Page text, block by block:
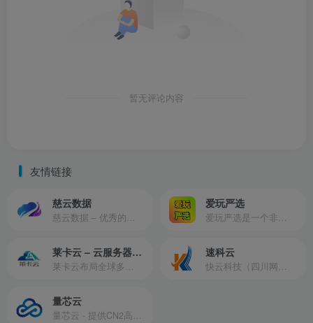
暂无评论内容
友情链接
慈云数据
慈云数据 – 优秀的云服务器服务商，提供最具有性价比的产品。慈云数据是开发者必不可少的良心云
爱玩严选
爱玩严选是一个非常有保障且性价比极高的虚拟商城，包括但不限于苹果证书、技术指导、会员充值等多种虚拟服务！
莱卡云 – 云服务器提供商
莱卡云布局全球多个地理区域。提供服务有：境外云服务器、国内云服务器、独立服务器、服务器托管、CDN、SSL证书、游戏服务器等业务。
速科云
快云科技（四川网联快云科技有限公司）成立于2021年，主营互联网业务平台服务提供商。公司专注为用户提供低价高性能云计算产品，致力于云计算应用的易用性开发，并引导云计算在国内普及
量芯云
量芯云 - 提供CN2高速香港美国云服务器&专业高防服务器租用等云服务器供应商